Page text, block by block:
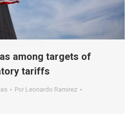
among targets of
tariffs
Por Leonardo Ramirez